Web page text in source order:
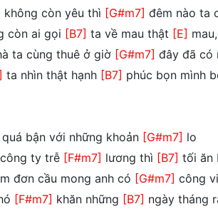
không còn yêu thì [G#m7] đêm nào ta
còn ai gọi [B7] ta về mau thật [E]
ta cùng thuê ở giờ [G#m7] đây đã có
ta nhìn thật hạnh [B7] phúc bọn mình
bận với những khoản [G#m7] lo
ty trễ [F#m7] lương thì [B7] tối ăn
đơn cầu mong anh có [G#m7] công
[F#m7] khăn những [B7] ngày tháng